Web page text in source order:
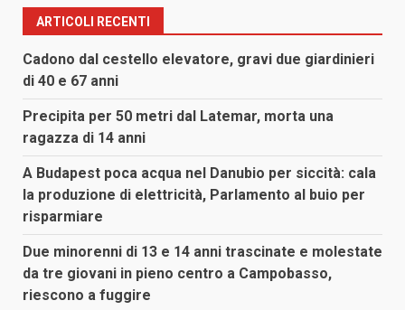
ARTICOLI RECENTI
Cadono dal cestello elevatore, gravi due giardinieri
di 40 e 67 anni
Precipita per 50 metri dal Latemar, morta una
ragazza di 14 anni
A Budapest poca acqua nel Danubio per siccità: cala
la produzione di elettricità, Parlamento al buio per
risparmiare
Due minorenni di 13 e 14 anni trascinate e molestate
da tre giovani in pieno centro a Campobasso,
riescono a fuggire